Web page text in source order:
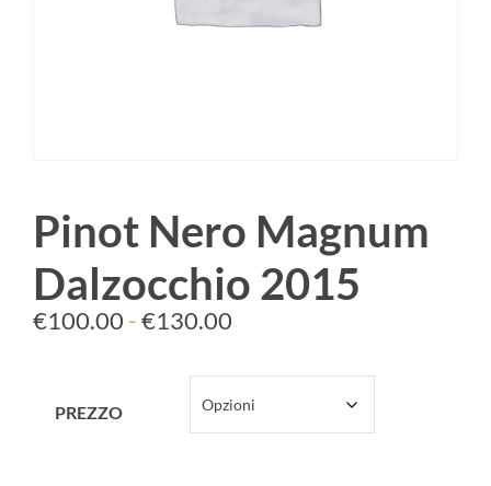
Pinot Nero Magnum
Dalzocchio 2015
€100.00 -€130.00
PREZZO